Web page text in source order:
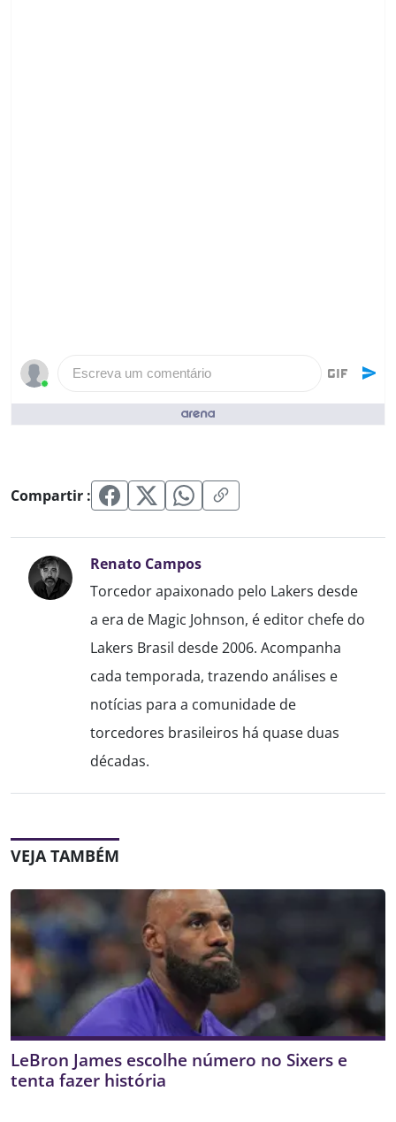
Escreva um comentário
Pessoas que curtiram ()
Compartir :
Renato Campos
Torcedor apaixonado pelo Lakers desde
a era de Magic Johnson, é editor chefe do
Lakers Brasil desde 2006. Acompanha
cada temporada, trazendo análises e
notícias para a comunidade de
torcedores brasileiros há quase duas
décadas.
VEJA TAMBÉM
LeBron James escolhe número no Sixers e
tenta fazer história